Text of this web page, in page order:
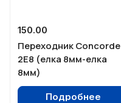
150.00
Переходник Concorde
2E8 (елка 8мм-елка
8мм)
Подробнее